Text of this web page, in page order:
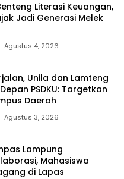
Literasi Keuangan,
Jadi Generasi Melek
Agustus 4, 2026
Unila dan Lamteng
PSDKU: Targetkan
Daerah
Agustus 3, 2026
Lampung
Mahasiswa
di Lapas